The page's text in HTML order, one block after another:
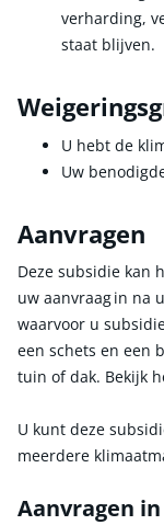
verharding,
staat blijven.
U hebt de
Uw
Aanvragen
Deze subsidie kan
uw aanvraag in na
waarvoor u
een schets en een
tuin of dak. Bekijk
U kunt deze
meerdere
Aanvragen